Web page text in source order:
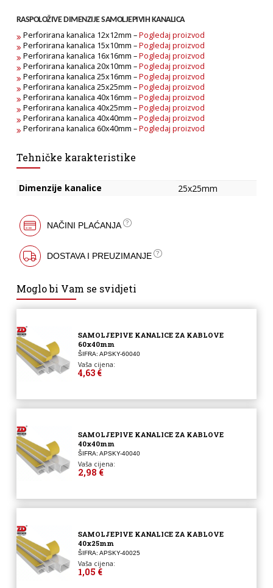
RASPOLOŽIVE DIMENZIJE SAMOLJEPIVIH KANALICA
Perforirana kanalica 12x12mm –Pogledaj proizvod
Perforirana kanalica 15x10mm –Pogledaj proizvod
Perforirana kanalica 16x16mm –Pogledaj proizvod
Perforirana kanalica 20x10mm –Pogledaj proizvod
Perforirana kanalica 25x16mm –Pogledaj proizvod
Perforirana kanalica 25x25mm –Pogledaj proizvod
Perforirana kanalica 40x16mm –Pogledaj proizvod
Perforirana kanalica 40x25mm –Pogledaj proizvod
Perforirana kanalica 40x40mm –Pogledaj proizvod
Perforirana kanalica 60x40mm –Pogledaj proizvod
Tehničke karakteristike
Dimenzije kanalice 25x25mm
NAČINI PLAĆANJA
DOSTAVA I PREUZIMANJE
Moglo bi Vam se svidjeti
SAMOLJEPIVE KANALICE ZA KABLOVE
60x40mm
ŠIFRA: APSKY-60040
Vaša cijena:
4,63 €
SAMOLJEPIVE KANALICE ZA KABLOVE
40x40mm
ŠIFRA: APSKY-40040
Vaša cijena:
2,98 €
SAMOLJEPIVE KANALICE ZA KABLOVE
40x25mm
ŠIFRA: APSKY-40025
Vaša cijena:
1,05 €